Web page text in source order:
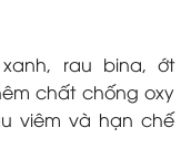
rau bina, ớt
chất chống oxy
viêm và hạn chế